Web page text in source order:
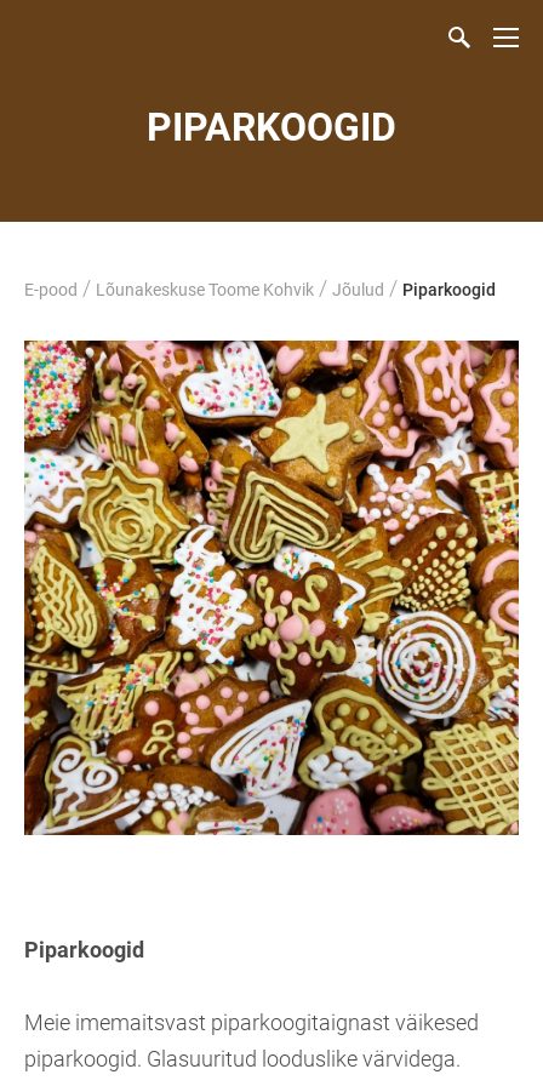
PIPARKOOGID
E-pood / Lõunakeskuse Toome Kohvik / Jõulud / Piparkoogid
Piparkoogid
Meie imemaitsvast piparkoogitaignast väikesed
piparkoogid. Glasuuritud looduslike värvidega.